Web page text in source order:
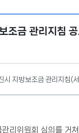
조금 관리지침
시 지방보조금 관리지침(
리위원회 심의를 거